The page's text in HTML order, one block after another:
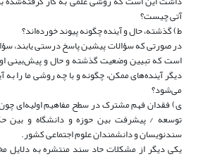
آتی چیست؟
ط) گذشته، حال و آینده چگونه پیوند خورده‌اند؟
در صورتی که سؤالات پیشین پاسخ درستی یابند،
است که تبیین وضعیت گذشته و حال و پیش‌بینی
دیگر آینده‌های ممکن، چگونه و با چه روشی ما را
می‌شود؟
ی) فقدان فهم مشترک در سطح مفاهیم اولیه‌ای
توسعه / پیشرفت بین حوزه و دانشگاه و
سند‌نویسان و دانشمندان علوم اجتماعی کشور.
یکی دیگر از مشکلات حاد سند منتشره به دلایل